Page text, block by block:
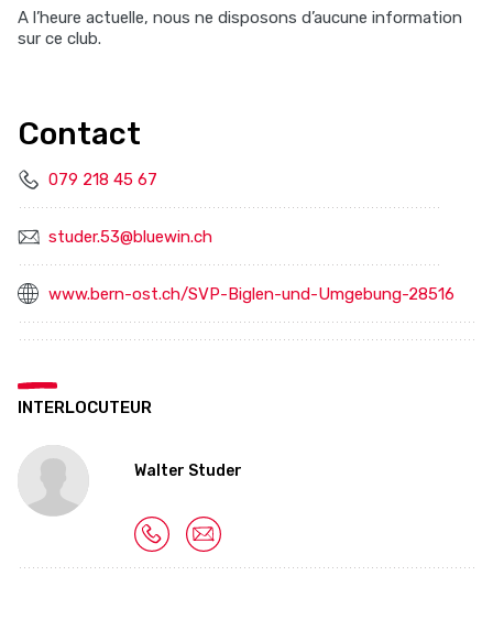
A l’heure actuelle, nous ne disposons d’aucune information
sur ce club.
Contact
079 218 45 67
studer.53@bluewin.ch
www.bern-ost.ch/SVP-Biglen-und-Umgebung-28516
INTERLOCUTEUR
Walter Studer